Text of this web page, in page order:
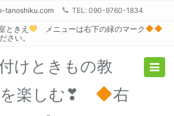
tanoshiku.com TEL: 090-9760-1834
ときえ
メニューは右下の緑のマーク
さい。
けときもの教
を楽しむ❣
右